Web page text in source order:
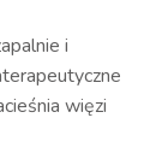
i
więzi